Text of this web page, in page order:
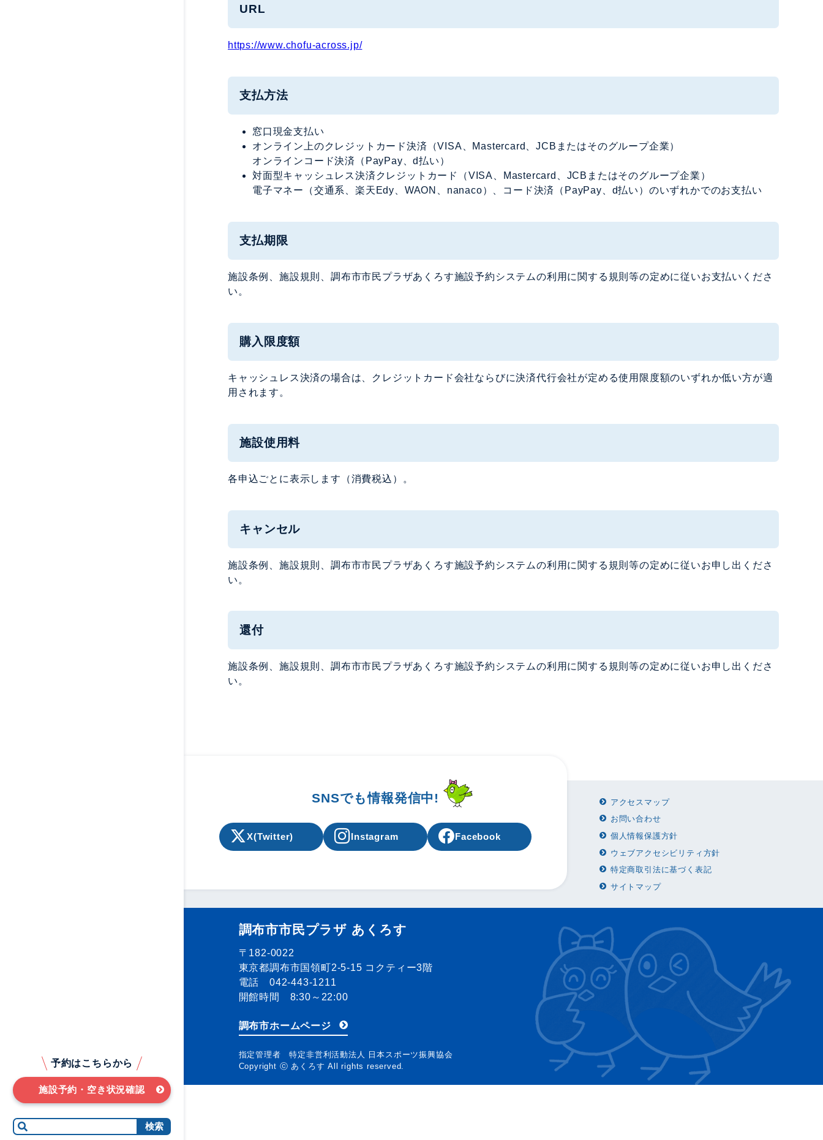
予約はこちらから
施設予約・空き状況確認
検索
URL
https://www.chofu-across.jp/
支払方法
窓口現金支払い
オンライン上のクレジットカード決済（VISA、Mastercard、JCBまたはそのグループ企業）
オンラインコード決済（PayPay、d払い）
対面型キャッシュレス決済クレジットカード（VISA、Mastercard、JCBまたはそのグループ企業）
電子マネー（交通系、楽天Edy、WAON、nanaco）、コード決済（PayPay、d払い）のいずれかでのお支払い
支払期限
施設条例、施設規則、調布市市民プラザあくろす施設予約システムの利用に関する規則等の定めに従いお支払いくださ
い。
購入限度額
キャッシュレス決済の場合は、クレジットカード会社ならびに決済代行会社が定める使用限度額のいずれか低い方が適
用されます。
施設使用料
各申込ごとに表示します（消費税込）。
キャンセル
施設条例、施設規則、調布市市民プラザあくろす施設予約システムの利用に関する規則等の定めに従いお申し出くださ
い。
還付
施設条例、施設規則、調布市市民プラザあくろす施設予約システムの利用に関する規則等の定めに従いお申し出くださ
い。
SNSでも情報発信中!
X(Twitter) Instagram Facebook
アクセスマップ
お問い合わせ
個人情報保護方針
ウェブアクセシビリティ方針
特定商取引法に基づく表記
サイトマップ
調布市市民プラザ あくろす
〒182-0022
東京都調布市国領町2-5-15 コクティー3階
電話 042-443-1211
開館時間 8:30～22:00
調布市ホームページ
指定管理者 特定非営利活動法人 日本スポーツ振興協会
Copyright ⓒ あくろす All rights reserved.